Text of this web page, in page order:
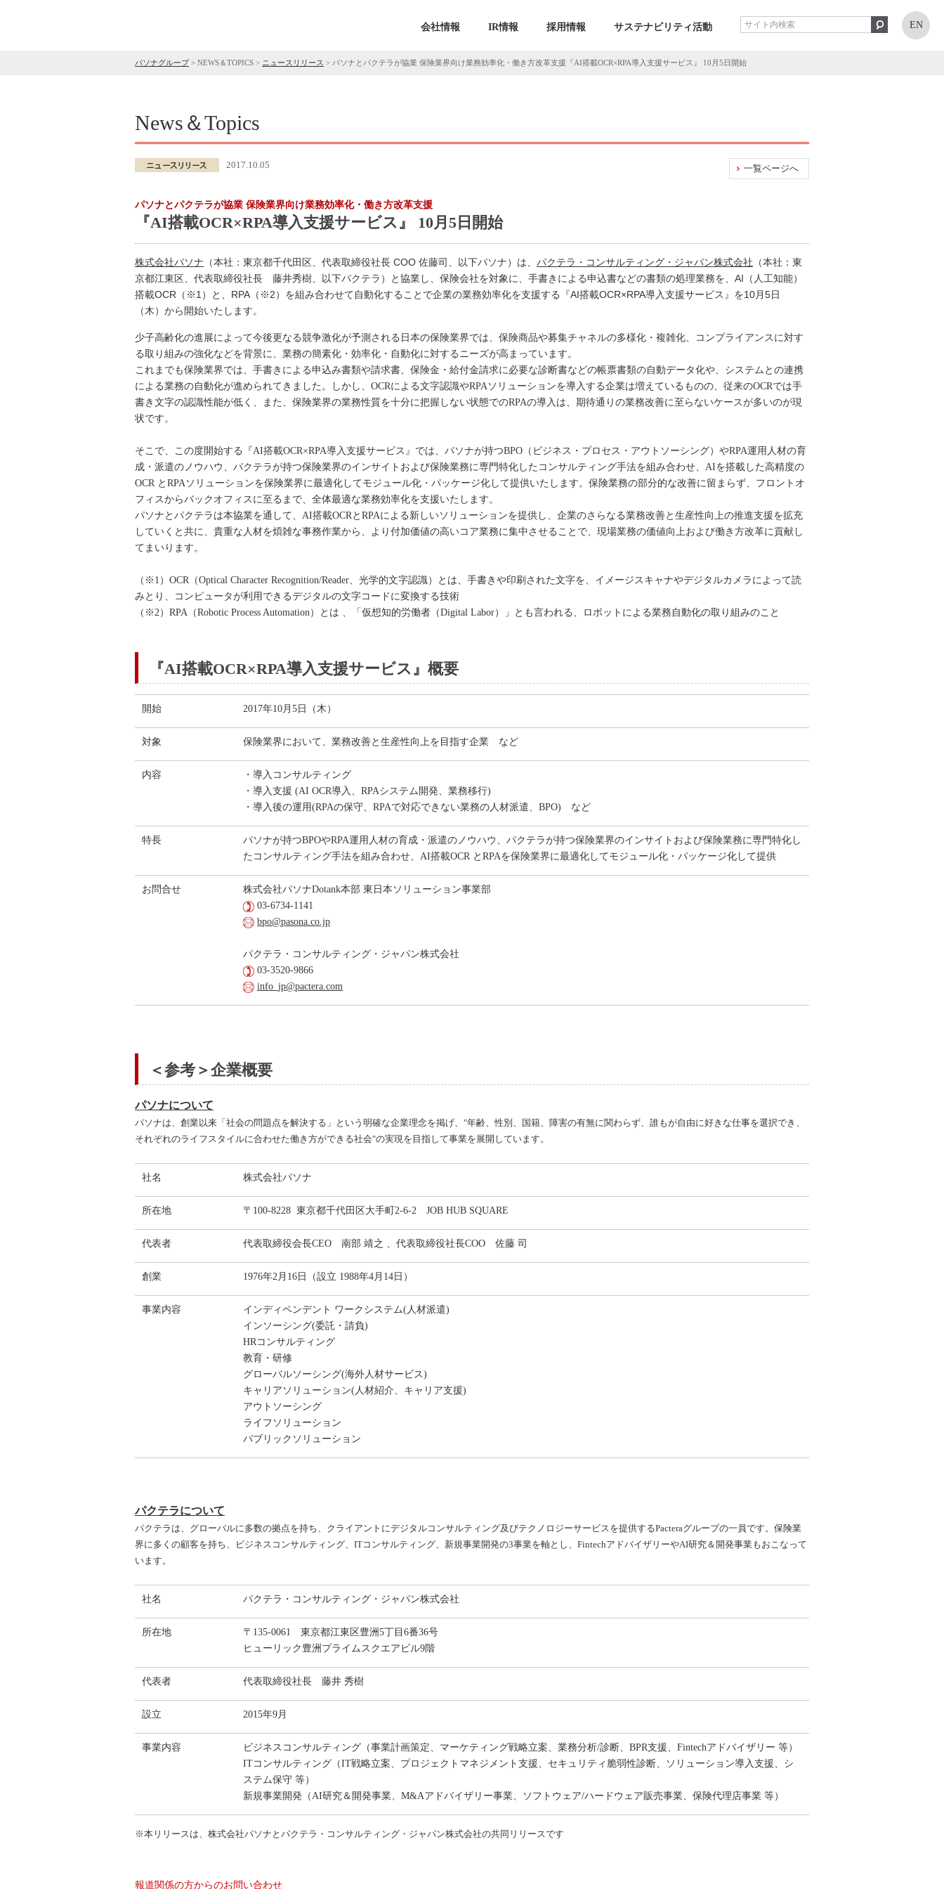
会社情報 IR情報 採用情報 サステナビリティ活動 EN
パソナグループ> NEWS＆TOPICS > ニュースリリース > パソナとパクテラが協業 保険業界向け業務効率化・働き方改革支援『AI搭載OCR×RPA導入支援サービス』 10月5日開始
News＆Topics
一覧ページへ
2017.10.05
パソナとパクテラが協業 保険業界向け業務効率化・働き方改革支援
『AI搭載OCR×RPA導入支援サービス』 10月5日開始
株式会社パソナ （本社：東京都千代田区、代表取締役社長 COO 佐藤司、以下パソナ）は、 パクテラ・コンサルティング・ジャパン株式会社 （本社：東
京都江東区、代表取締役社長 藤井秀樹、以下パクテラ）と協業し、保険会社を対象に、手書きによる申込書などの書類の処理業務を、AI（人工知能）
搭載OCR（※1）と、RPA（※2）を組み合わせて自動化することで企業の業務効率化を支援する『AI搭載OCR×RPA導入支援サービス』を10月5日
（木）から開始いたします。
少子高齢化の進展によって今後更なる競争激化が予測される日本の保険業界では、保険商品や募集チャネルの多様化・複雑化、コンプライアンスに対す
る取り組みの強化などを背景に、業務の簡素化・効率化・自動化に対するニーズが高まっています。
これまでも保険業界では、手書きによる申込み書類や請求書、保険金・給付金請求に必要な診断書などの帳票書類の自動データ化や、システムとの連携
による業務の自動化が進められてきました。しかし、OCRによる文字認識やRPAソリューションを導入する企業は増えているものの、従来のOCRでは手
書き文字の認識性能が低く、また、保険業界の業務性質を十分に把握しない状態でのRPAの導入は、期待通りの業務改善に至らないケースが多いのが現
状です。
そこで、この度開始する『AI搭載OCR×RPA導入支援サービス』では、パソナが持つBPO（ビジネス・プロセス・アウトソーシング）やRPA運用人材の育
成・派遣のノウハウ、パクテラが持つ保険業界のインサイトおよび保険業務に専門特化したコンサルティング手法を組み合わせ、AIを搭載した高精度の
OCR とRPAソリューションを保険業界に最適化してモジュール化・パッケージ化して提供いたします。保険業務の部分的な改善に留まらず、フロントオ
フィスからバックオフィスに至るまで、全体最適な業務効率化を支援いたします。
パソナとパクテラは本協業を通して、AI搭載OCRとRPAによる新しいソリューションを提供し、企業のさらなる業務改善と生産性向上の推進支援を拡充
していくと共に、貴重な人材を煩雑な事務作業から、より付加価値の高いコア業務に集中させることで、現場業務の価値向上および働き方改革に貢献し
てまいります。
（※1）OCR（Optical Character Recognition/Reader、光学的文字認識）とは、手書きや印刷された文字を、イメージスキャナやデジタルカメラによって読
みとり、コンピュータが利用できるデジタルの文字コードに変換する技術
（※2）RPA（Robotic Process Automation）とは 、「仮想知的労働者（Digital Labor）」とも言われる、ロボットによる業務自動化の取り組みのこと
『AI搭載OCR×RPA導入支援サービス』概要
開始 2017年10月5日（木）
対象 保険業界において、業務改善と生産性向上を目指す企業 など
内容
・導入コンサルティング
・導入支援 (AI OCR導入、RPAシステム開発、業務移行)
・導入後の運用(RPAの保守、RPAで対応できない業務の人材派遣、BPO) など
特長
パソナが持つBPOやRPA運用人材の育成・派遣のノウハウ、パクテラが持つ保険業界のインサイトおよび保険業務に専門特化し
たコンサルティング手法を組み合わせ、AI搭載OCR とRPAを保険業界に最適化してモジュール化・パッケージ化して提供
お問合せ
株式会社パソナDotank本部 東日本ソリューション事業部
03-6734-1141
bpo@pasona.co.jp
パクテラ・コンサルティング・ジャパン株式会社
03-3520-9866
info_jp@pactera.com
＜参考＞企業概要
パソナについて
パソナは、創業以来「社会の問題点を解決する」という明確な企業理念を掲げ、"年齢、性別、国籍、障害の有無に関わらず、誰もが自由に好きな仕事を選択でき、
それぞれのライフスタイルに合わせた働き方ができる社会"の実現を目指して事業を展開しています。
社名 株式会社パソナ
所在地 〒100-8228 東京都千代田区大手町2-6-2 JOB HUB SQUARE
代表者 代表取締役会長CEO 南部 靖之 、代表取締役社長COO 佐藤 司
創業 1976年2月16日（設立 1988年4月14日）
事業内容
インディペンデント ワークシステム(人材派遣)
インソーシング(委託・請負)
HRコンサルティング
教育・研修
グローバルソーシング(海外人材サービス)
キャリアソリューション(人材紹介、キャリア支援)
アウトソーシング
ライフソリューション
パブリックソリューション
パクテラについて
パクテラは、グローバルに多数の拠点を持ち、クライアントにデジタルコンサルティング及びテクノロジーサービスを提供するPacteraグループの一員です。保険業
界に多くの顧客を持ち、ビジネスコンサルティング、ITコンサルティング、新規事業開発の3事業を軸とし、FintechアドバイザリーやAI研究＆開発事業もおこなって
います。
社名 パクテラ・コンサルティング・ジャパン株式会社
所在地
〒135-0061 東京都江東区豊洲5丁目6番36号
ヒューリック豊洲プライムスクエアビル9階
代表者 代表取締役社長 藤井 秀樹
設立 2015年9月
事業内容
ビジネスコンサルティング（事業計画策定、マーケティング戦略立案、業務分析/診断、BPR支援、Fintechアドバイザリー 等）
ITコンサルティング（IT戦略立案、プロジェクトマネジメント支援、セキュリティ脆弱性診断、ソリューション導入支援、シ
ステム保守 等）
新規事業開発（AI研究＆開発事業、M&Aアドバイザリー事業、ソフトウェア/ハードウェア販売事業、保険代理店事業 等）
※本リリースは、株式会社パソナとパクテラ・コンサルティング・ジャパン株式会社の共同リリースです
報道関係の方からのお問い合わせ